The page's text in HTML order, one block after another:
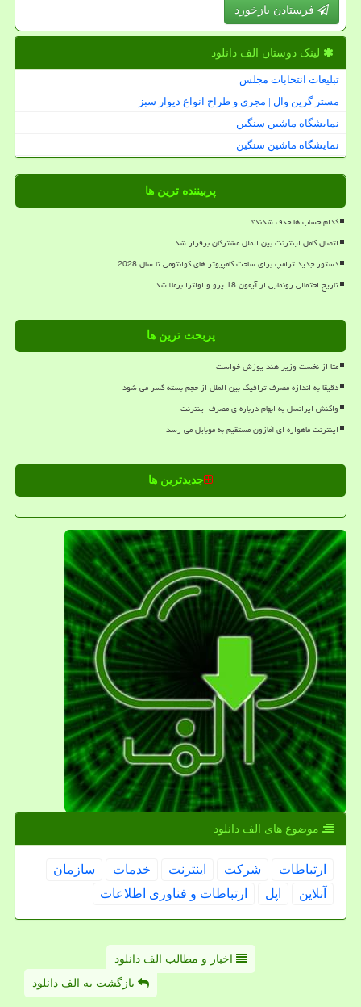
فرستادن بازخورد
لینک دوستان الف دانلود
تبلیغات انتخابات مجلس
مستر گرین وال | مجری و طراح انواع دیوار سبز
نمایشگاه ماشین سنگین
نمایشگاه ماشین سنگین
پربیننده ترین ها
کدام حساب ها حذف شدند؟
اتصال کامل اینترنت بین الملل مشترکان برقرار شد
دستور جدید ترامپ برای ساخت کامپیوتر های کوانتومی تا سال 2028
تاریخ احتمالی رونمایی از آیفون 18 پرو و اولترا برملا شد
پربحث ترین ها
متا از نخست وزیر هند پوزش خواست
دقیقا به اندازه مصرف ترافیک بین الملل از حجم بسته کسر می شود
واکنش ایرانسل به ابهام درباره ی مصرف اینترنت
اینترنت ماهواره ای آمازون مستقیم به موبایل می رسد
جدیدترین ها
موضوع های الف دانلود
ارتباطات شركت اینترنت خدمات
سازمان
آنلاین
اپل ارتباطات و فناوری اطلاعات
اخبار و مطالب الف دانلود
بازگشت به الف دانلود